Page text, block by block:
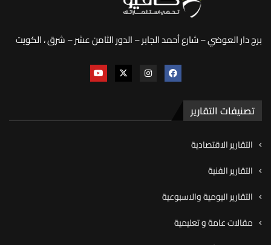
برج دار العوضي – شارع أحمد الجابر – الدور الثامن عشر – شرق ، الكويت
تصنيفات التقارير
التقارير الاقتصادية
التقارير الفنية
التقارير اليومية والاسبوعية
مقالات عامة و تعليمية